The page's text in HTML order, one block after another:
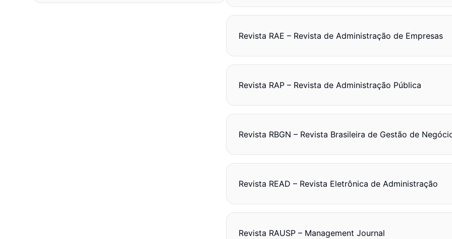
Revista RAE – Revista de Administração de Empresas
Revista RAP – Revista de Administração Pública
Revista RBGN – Revista Brasileira de Gestão de
Revista READ – Revista Eletrônica de Administração
Revista RAUSP – Management Journal